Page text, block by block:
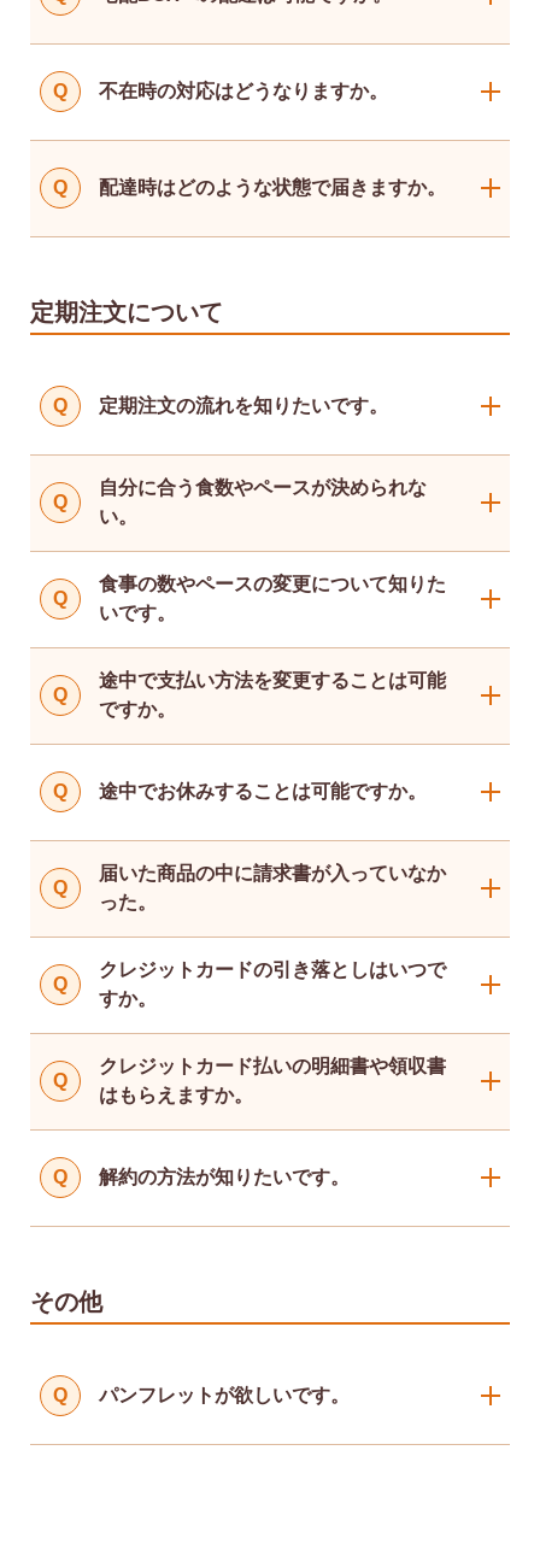
Q 不在時の対応はどうなりますか。
Q 配達時はどのような状態で届きますか。
定期注文について
Q 定期注文の流れを知りたいです。
AmazonPay
代金引換：手数料330円（税込）
後払い（コンビニ・郵便局等） ：手数
料330円（税込）
なお、郵便局・ゆうちょ銀行の窓口で
の現金払いのみ、別途手数料110円(税
込)が発生します。
Q
自分に合う食数やペースが決められな
い。
Q
食事の数やペースの変更について知りた
いです。
Q
途中で支払い方法を変更することは可能
ですか。
クレジットカード払い
代金引換：手数料330円（税込）
後払い（コンビニ・郵便局等） ：手数
料330円（税込）
なお、郵便局・ゆうちょ銀行の窓口で
Q 途中でお休みすることは可能ですか。
Q
届いた商品の中に請求書が入っていなか
った。
Q
クレジットカードの引き落としはいつで
すか。
Q
クレジットカード払いの明細書や領収書
はもらえますか。
Q 解約の方法が知りたいです。
その他
Q パンフレットが欲しいです。